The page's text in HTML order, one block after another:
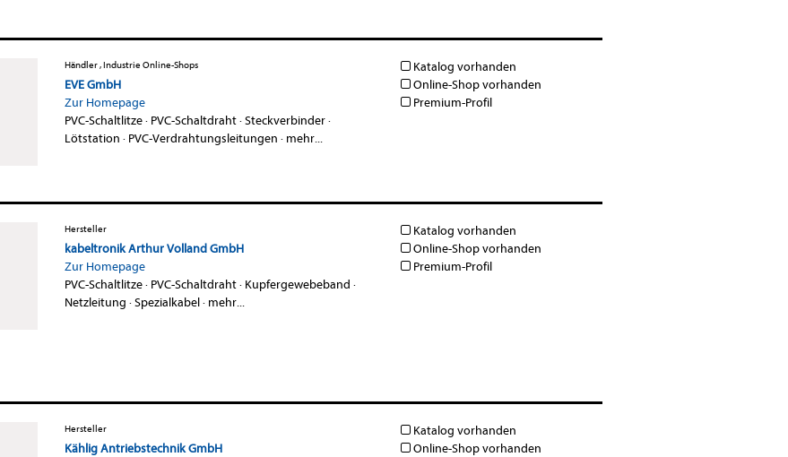
Händler , Industrie Online-Shops
EVE GmbH
Zur Homepage
PVC-Schaltlitze· PVC-Schaltdraht·Steckverbinder·
Lötstation · PVC-Verdrahtungsleitungen · mehr...
Katalog vorhanden
Online-Shop vorhanden
Premium-Profil
Hersteller
kabeltronik Arthur Volland GmbH
Zur Homepage
PVC-Schaltlitze· PVC-Schaltdraht· Kupfergewebeband ·
Netzleitung ·Spezialkabel· mehr...
Katalog vorhanden
Online-Shop vorhanden
Premium-Profil
Hersteller
Kählig Antriebstechnik GmbH
Katalog vorhanden
Online-Shop vorhanden